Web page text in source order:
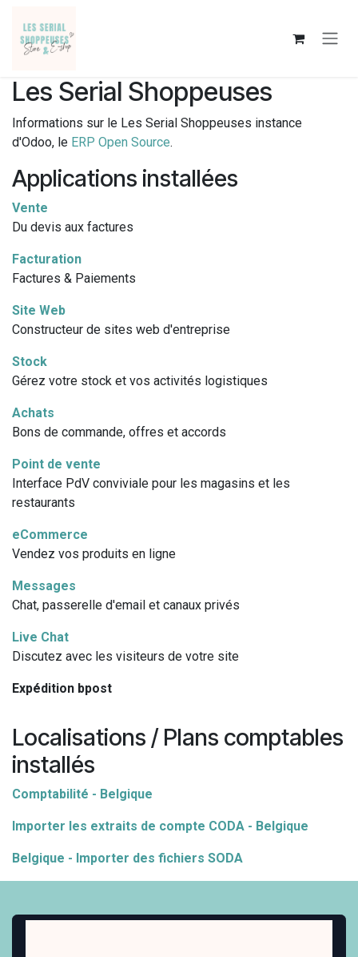
Les Serial Shoppeuses
Informations sur le Les Serial Shoppeuses instance
d'Odoo, le ERP Open Source.
Applications installées
Vente
Du devis aux factures
Facturation
Factures & Paiements
Site Web
Constructeur de sites web d'entreprise
Stock
Gérez votre stock et vos activités logistiques
Achats
Bons de commande, offres et accords
Point de vente
Interface PdV conviviale pour les magasins et les
restaurants
eCommerce
Vendez vos produits en ligne
Messages
Chat, passerelle d'email et canaux privés
Live Chat
Discutez avec les visiteurs de votre site
Expédition bpost
Localisations / Plans comptables
installés
Comptabilité - Belgique
Importer les extraits de compte CODA - Belgique
Belgique - Importer des fichiers SODA